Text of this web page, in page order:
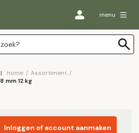
menu
home / Assortiment /
mm 12 kg
Inloggen of account aanmaken